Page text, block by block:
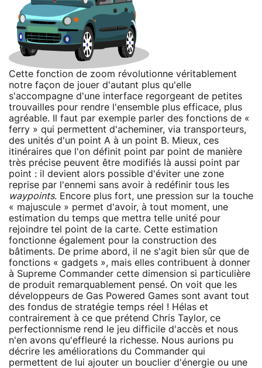
Cette fonction de zoom révolutionne véritablement
notre façon de jouer d'autant plus qu'elle
s'accompagne d'une interface regorgeant de petites
trouvailles pour rendre l'ensemble plus efficace, plus
agréable. Il faut par exemple parler des fonctions de «
ferry » qui permettent d'acheminer, via transporteurs,
des unités d'un point A à un point B. Mieux, ces
itinéraires que l'on définit point par point de manière
très précise peuvent être modifiés là aussi point par
point : il devient alors possible d'éviter une zone
reprise par l'ennemi sans avoir à redéfinir tous les
waypoints. Encore plus fort, une pression sur la touche
« majuscule » permet d'avoir, à tout moment, une
estimation du temps que mettra telle unité pour
rejoindre tel point de la carte. Cette estimation
fonctionne également pour la construction des
bâtiments. De prime abord, il ne s'agit bien sûr que de
fonctions « gadgets », mais elles contribuent à donner
à Supreme Commander cette dimension si particulière
de produit remarquablement pensé. On voit que les
développeurs de Gas Powered Games sont avant tout
des fondus de stratégie temps réel ! Hélas et
contrairement à ce que prétend Chris Taylor, ce
perfectionnisme rend le jeu difficile d'accès et nous
n'en avons qu'effleuré la richesse. Nous aurions pu
décrire les améliorations du Commander qui
permettent de lui ajouter un bouclier d'énergie ou une